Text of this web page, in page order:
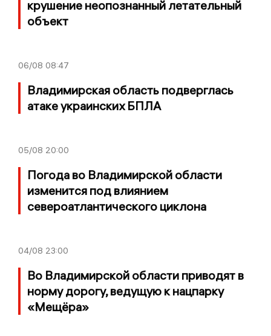
крушение неопознанный летательный
объект
06/08 08:47
Владимирская область подверглась
атаке украинских БПЛА
05/08 20:00
Погода во Владимирской области
изменится под влиянием
североатлантического циклона
04/08 23:00
Во Владимирской области приводят в
норму дорогу, ведущую к нацпарку
«Мещёра»